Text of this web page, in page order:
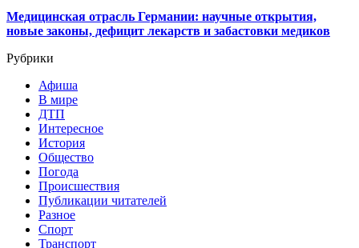
Медицинская отрасль Германии: научные открытия,
новые законы, дефицит лекарств и забастовки медиков
Рубрики
Афиша
В мире
ДТП
Интересное
История
Общество
Погода
Происшествия
Публикации читателей
Разное
Спорт
Транспорт